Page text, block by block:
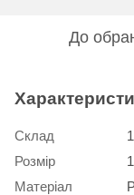
До
Склад
Розмір
Матеріал